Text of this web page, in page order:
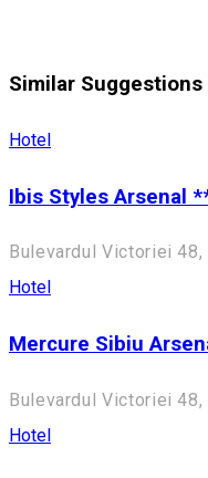
Similar Suggestions
Hotel
Ibis Styles Arsenal
Bulevardul Victoriei
Hotel
Mercure Sibiu
Bulevardul Victoriei
Hotel